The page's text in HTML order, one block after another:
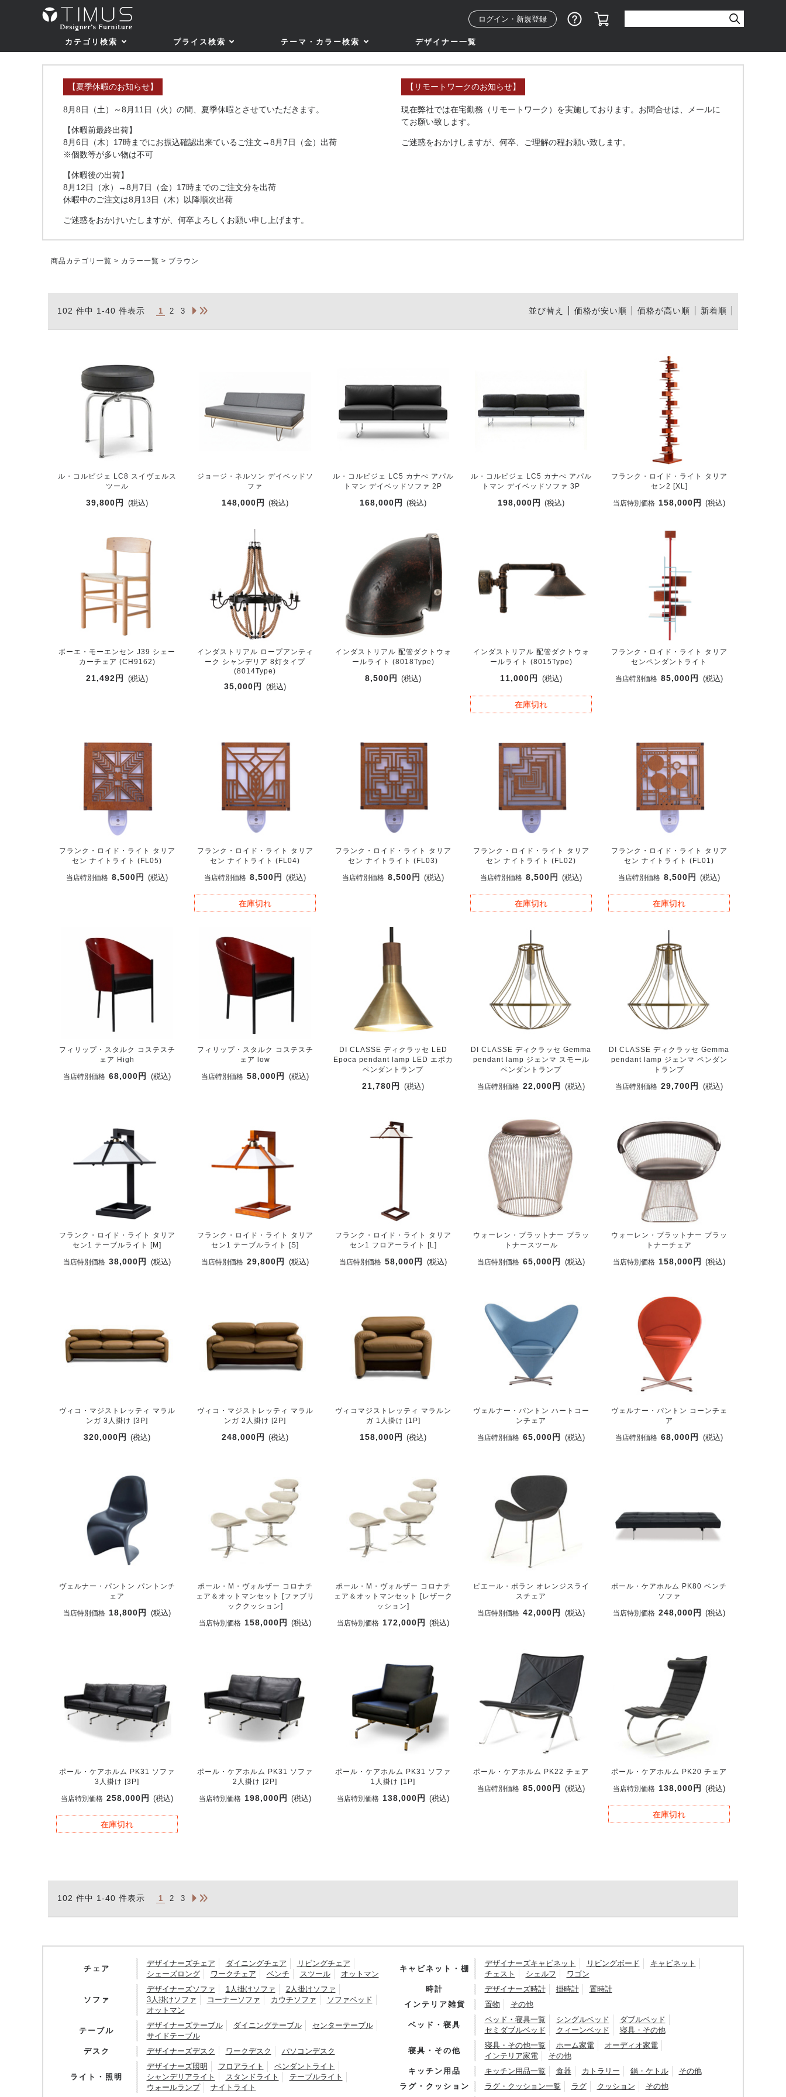
ログイン・新規登録 ショッピングガイド
カテゴリ検索 プライス検索 テーマ・カラー検索 デザイナー一覧
【夏季休暇のお知らせ】
8月8日（土）～8月11日（火）の間、夏季休暇とさせていただきます。
【休暇前最終出荷】
8月6日（木）17時までにお振込確認出来ているご注文→8月7日（金）出荷
※個数等が多い物は不可
【休暇後の出荷】
8月12日（水）→8月7日（金）17時までのご注文分を出荷
休暇中のご注文は8月13日（木）以降順次出荷
ご迷惑をおかけいたしますが、何卒よろしくお願い申し上げます。
【リモートワークのお知らせ】
現在弊社では在宅勤務（リモートワーク）を実施しております。お問合せは、メールに
てお願い致します。
ご迷惑をおかけしますが、何卒、ご理解の程お願い致します。
商品カテゴリ一覧 > カラー一覧 > ブラウン
並び替え 価格が安い順 価格が高い順 新着順
102 件中 1-40 件表示 1 2 3
ル・コルビジェ LC8 スイヴェルス
ツール
39,800円 (税込)
ジョージ・ネルソン デイベッドソ
ファ
148,000円 (税込)
ル・コルビジェ LC5 カナぺ アパル
トマン デイベッドソファ 2P
168,000円 (税込)
ル・コルビジェ LC5 カナぺ アパル
トマン デイベッドソファ 3P
198,000円 (税込)
フランク・ロイド・ライト タリア
セン2 [XL]
当店特別価格 158,000円 (税込)
ボーエ・モーエンセン J39 シェー
カーチェア (CH9162)
21,492円 (税込)
インダストリアル ロープアンティ
ーク シャンデリア 8灯タイプ
(8014Type)
35,000円 (税込)
インダストリアル 配管ダクトウォ
ールライト (8018Type)
8,500円 (税込)
インダストリアル 配管ダクトウォ
ールライト (8015Type)
11,000円 (税込)
在庫切れ
フランク・ロイド・ライト タリア
センペンダントライト
当店特別価格 85,000円 (税込)
フランク・ロイド・ライト タリア
セン ナイトライト (FL05)
当店特別価格 8,500円 (税込)
フランク・ロイド・ライト タリア
セン ナイトライト (FL04)
当店特別価格 8,500円 (税込)
在庫切れ
フランク・ロイド・ライト タリア
セン ナイトライト (FL03)
当店特別価格 8,500円 (税込)
フランク・ロイド・ライト タリア
セン ナイトライト (FL02)
当店特別価格 8,500円 (税込)
在庫切れ
フランク・ロイド・ライト タリア
セン ナイトライト (FL01)
当店特別価格 8,500円 (税込)
在庫切れ
フィリップ・スタルク コステスチ
ェア High
当店特別価格 68,000円 (税込)
フィリップ・スタルク コステスチ
ェア low
当店特別価格 58,000円 (税込)
DI CLASSE ディクラッセ LED
Epoca pendant lamp LED エポカ
ペンダントランプ
21,780円 (税込)
DI CLASSE ディクラッセ Gemma
pendant lamp ジェンマ スモール
ペンダントランプ
当店特別価格 22,000円 (税込)
DI CLASSE ディクラッセ Gemma
pendant lamp ジェンマ ペンダン
トランプ
当店特別価格 29,700円 (税込)
フランク・ロイド・ライト タリア
セン1 テーブルライト [M]
当店特別価格 38,000円 (税込)
フランク・ロイド・ライト タリア
セン1 テーブルライト [S]
当店特別価格 29,800円 (税込)
フランク・ロイド・ライト タリア
セン1 フロアーライト [L]
当店特別価格 58,000円 (税込)
ウォーレン・プラットナー プラッ
トナースツール
当店特別価格 65,000円 (税込)
ウォーレン・プラットナー プラッ
トナーチェア
当店特別価格 158,000円 (税込)
ヴィコ・マジストレッティ マラル
ンガ 3人掛け [3P]
320,000円 (税込)
ヴィコ・マジストレッティ マラル
ンガ 2人掛け [2P]
248,000円 (税込)
ヴィコマジストレッティ マラルン
ガ 1人掛け [1P]
158,000円 (税込)
ヴェルナー・パントン ハートコー
ンチェア
当店特別価格 65,000円 (税込)
ヴェルナー・パントン コーンチェ
ア
当店特別価格 68,000円 (税込)
ヴェルナー・パントン パントンチ
ェア
当店特別価格 18,800円 (税込)
ポール・M・ヴォルザー コロナチ
ェア＆オットマンセット [ファブリ
ッククッション]
当店特別価格 158,000円 (税込)
ポール・M・ヴォルザー コロナチ
ェア＆オットマンセット [レザーク
ッション]
当店特別価格 172,000円 (税込)
ピエール・ポラン オレンジスライ
スチェア
当店特別価格 42,000円 (税込)
ポール・ケアホルム PK80 ベンチ
ソファ
当店特別価格 248,000円 (税込)
ポール・ケアホルム PK31 ソファ
3人掛け [3P]
当店特別価格 258,000円 (税込)
在庫切れ
ポール・ケアホルム PK31 ソファ
2人掛け [2P]
当店特別価格 198,000円 (税込)
ポール・ケアホルム PK31 ソファ
1人掛け [1P]
当店特別価格 138,000円 (税込)
ポール・ケアホルム PK22 チェア
当店特別価格 85,000円 (税込)
ポール・ケアホルム PK20 チェア
当店特別価格 138,000円 (税込)
在庫切れ
102 件中 1-40 件表示 1 2 3
チェア
デザイナーズチェア ダイニングチェア
リビングチェア
シェーズロング
ワークチェア ベンチ スツール オットマン
ソファ
デザイナーズソファ 1人掛けソファ
2人掛けソファ
3人掛けソファ
コーナーソファ カウチソファ
ソファベッド
オットマン
テーブル
デザイナーズテーブル ダイニングテーブル
センターテーブル
サイドテーブル
デスク
デザイナーズデスク ワークデスク パソコンデスク
ライト・照明
デザイナーズ照明 フロアライト
ペンダントライト
シャンデリアライト
スタンドライト
テーブルライト
ウォールランプ
ナイトライト
キャビネット・棚
デザイナーズキャビネット リビングボード
キャビネット
チェスト
シェルフ
ワゴン
時計
デザイナーズ時計 掛時計
置時計
インテリア雑貨
置物 その他
ベッド・寝具
ベッド・寝具一覧 シングルベッド
ダブルベッド
セミダブルベッド
クィーンベッド 寝具・その他
寝具・その他
寝具・その他一覧 ホーム家電
オーディオ家電
インテリア家電
その他
キッチン用品
キッチン用品一覧 食器 カトラリー 鍋・ケトル
その他
ラグ・クッション
ラグ・クッション一覧 ラグ クッション その他